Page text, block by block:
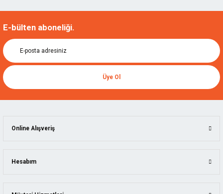
E-bülten aboneliği.
Üye Ol
Online Alışveriş
Hesabım